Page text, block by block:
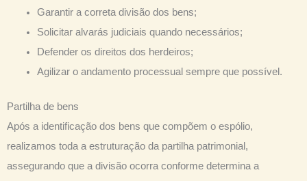
Garantir a correta divisão dos bens;
Solicitar alvarás judiciais quando necessários;
Defender os direitos dos herdeiros;
Agilizar o andamento processual sempre que possível.
Partilha de bens
Após a identificação dos bens que compõem o espólio,
realizamos toda a estruturação da partilha patrimonial,
assegurando que a divisão ocorra conforme determina a